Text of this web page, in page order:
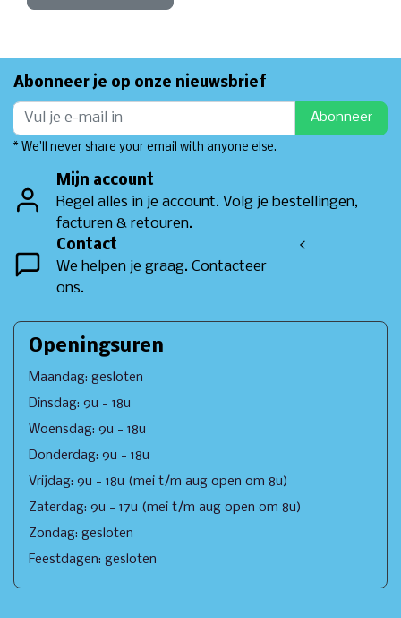
Abonneer je op onze nieuwsbrief
Abonneer
* We'll never share your email with anyone else.
Mijn account
Regel alles in je account. Volg je bestellingen,
facturen & retouren.
Contact
We helpen je graag. Contacteer
ons.
<
Openingsuren
Maandag: gesloten
Dinsdag: 9u - 18u
Woensdag: 9u - 18u
Donderdag: 9u - 18u
Vrijdag: 9u - 18u (mei t/m aug open om 8u)
Zaterdag: 9u - 17u (mei t/m aug open om 8u)
Zondag: gesloten
Feestdagen: gesloten